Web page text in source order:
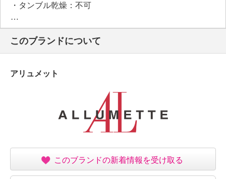
・タンブル乾燥：不可
・自然乾燥：日陰の平干し
・アイロン仕上げ：可（低温）
・ドライクリーニング：石油系ドライクリーニング可
・ウエットクリーニング：可
・個体差あり
このブランドについて
アリュメット
このブランドの新着情報を受け取る